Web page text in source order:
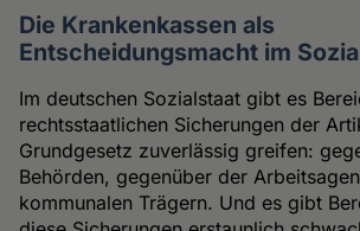
Die Krankenkassen als
Entscheidungsmacht im
Im deutschen Sozialstaat gibt es
rechtsstaatlichen Sicherungen der
Grundgesetz zuverlässig greifen:
Behörden, gegenüber der
kommunalen Trägern. Und es gibt